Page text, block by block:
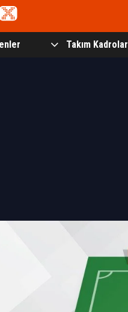
Takım Kadrolar